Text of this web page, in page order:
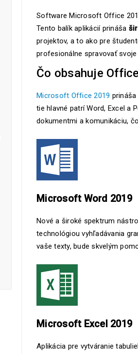
Software Microsoft Office
Tento balík aplikácií prináša
projektov, a to ako pre
profesionálne spravovať
Čo obsahuje
Microsoft Office 2019
tie hlavné patrí Word, Excel a
dokumentmi a komunikáciu,
Microsoft Word 2019
Nové a široké spektrum
technológiou vyhľadávania
vaše texty, bude skvelým
Microsoft Excel 2019
Aplikácia pre vytváranie